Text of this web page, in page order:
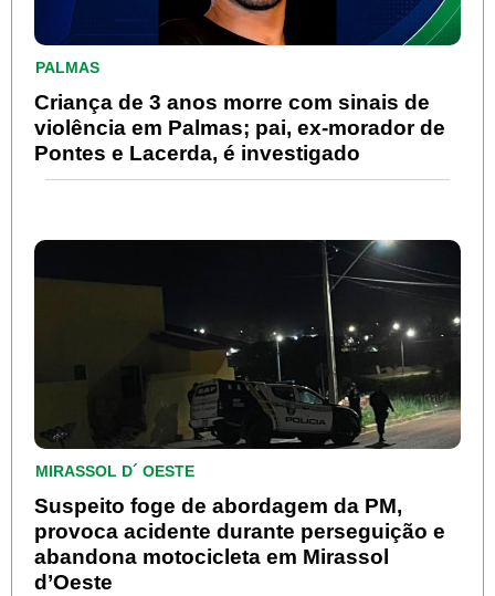
PALMAS
Criança de 3 anos morre com sinais de
violência em Palmas; pai, ex-morador de
Pontes e Lacerda, é investigado
MIRASSOL D´ OESTE
Suspeito foge de abordagem da PM,
provoca acidente durante perseguição e
abandona motocicleta em Mirassol
d’Oeste